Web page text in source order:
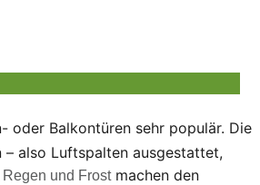
oder Balkontüren sehr populär. Die
– also Luftspalten ausgestattet,
und Frostmachen den